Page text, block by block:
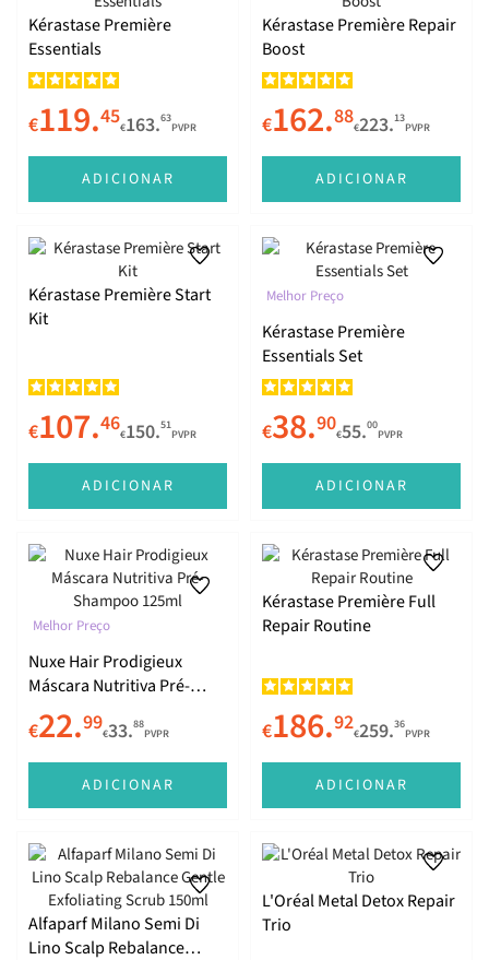
Kérastase Première
Essentials
€119.45€163.63
PVPR
ADICIONAR
Kérastase Première Repair
Boost
€162.88€223.13
PVPR
ADICIONAR
Kérastase Première Start
Kit
€107.46€150.51
PVPR
ADICIONAR
Melhor Preço
Kérastase Première
Essentials Set
€38.90€55.00
PVPR
ADICIONAR
Melhor Preço
Nuxe Hair Prodigieux
Máscara Nutritiva Pré-
Shampoo 125ml
€22.99€33.88
PVPR
ADICIONAR
Kérastase Première Full
Repair Routine
€186.92€259.36
PVPR
ADICIONAR
Alfaparf Milano Semi Di
Lino Scalp Rebalance
L'Oréal Metal Detox Repair
Trio